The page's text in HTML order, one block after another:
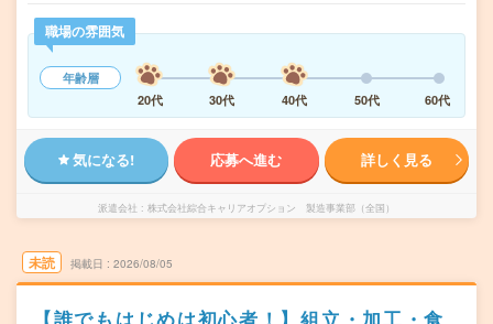
職場の雰囲気
年齢層
20代
30代 40代 50代 60代
気になる! 応募へ進む 詳しく見る
派遣会社 株式会社綜合キャリアオプション 製造事業部（全国）
未読 掲載日 2026/08/05
【誰でもはじめは初心者！】組立・加工・食